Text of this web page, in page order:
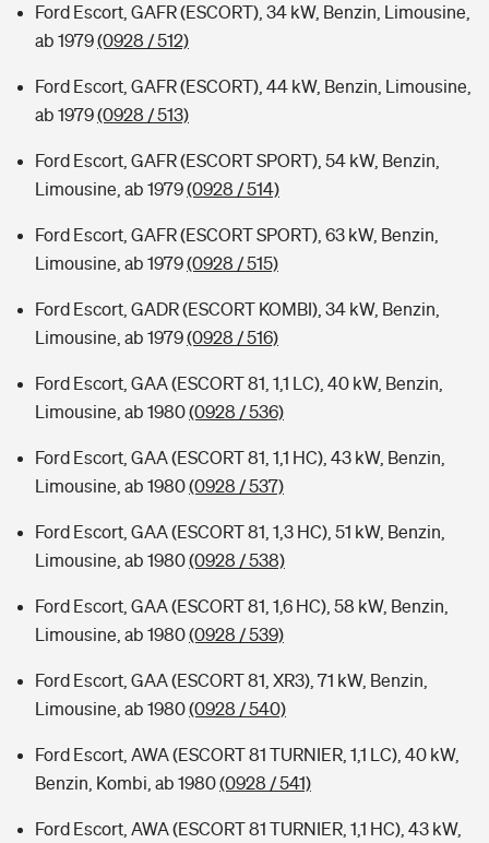
Ford Escort, GAFR (ESCORT), 34 kW, Benzin, Limousine,
ab 1979(0928 / 512)
Ford Escort, GAFR (ESCORT), 44 kW, Benzin, Limousine,
ab 1979(0928 / 513)
Ford Escort, GAFR (ESCORT SPORT), 54 kW, Benzin,
Limousine, ab 1979(0928 / 514)
Ford Escort, GAFR (ESCORT SPORT), 63 kW, Benzin,
Limousine, ab 1979(0928 / 515)
Ford Escort, GADR (ESCORT KOMBI), 34 kW, Benzin,
Limousine, ab 1979(0928 / 516)
Ford Escort, GAA (ESCORT 81, 1,1 LC), 40 kW, Benzin,
Limousine, ab 1980(0928 / 536)
Ford Escort, GAA (ESCORT 81, 1,1 HC), 43 kW, Benzin,
Limousine, ab 1980(0928 / 537)
Ford Escort, GAA (ESCORT 81, 1,3 HC), 51 kW, Benzin,
Limousine, ab 1980(0928 / 538)
Ford Escort, GAA (ESCORT 81, 1,6 HC), 58 kW, Benzin,
Limousine, ab 1980(0928 / 539)
Ford Escort, GAA (ESCORT 81, XR3), 71 kW, Benzin,
Limousine, ab 1980(0928 / 540)
Ford Escort, AWA (ESCORT 81 TURNIER, 1,1 LC), 40 kW,
Benzin, Kombi, ab 1980(0928 / 541)
Ford Escort, AWA (ESCORT 81 TURNIER, 1,1 HC), 43 kW,